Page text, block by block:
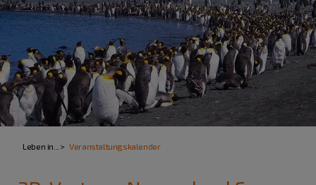
Leben in... Veranstaltungskalender